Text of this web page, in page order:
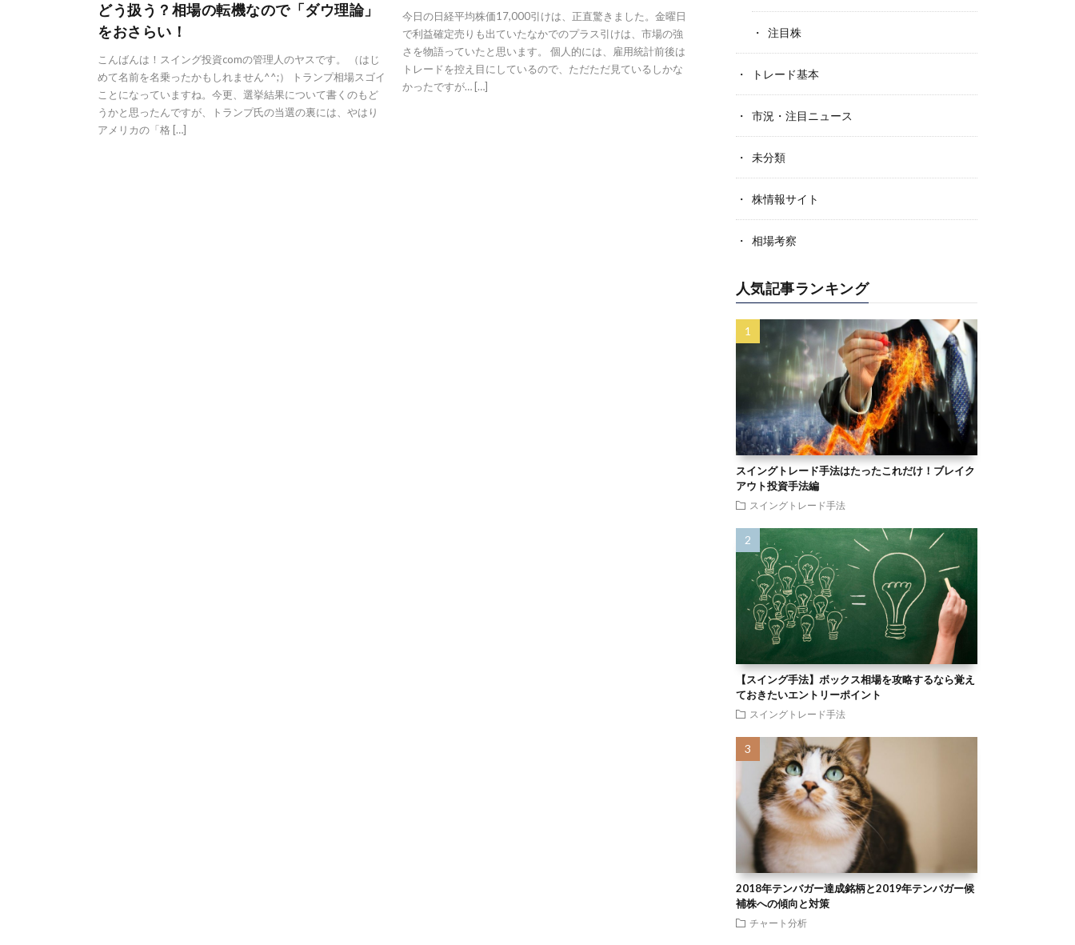
どう扱う？相場の転機なので「ダウ理論」
をおさらい！
こんばんは！スイング投資comの管理人のヤスです。 （はじ
めて名前を名乗ったかもしれません^^;） トランプ相場スゴイ
ことになっていますね。今更、選挙結果について書くのもど
うかと思ったんですが、トランプ氏の当選の裏には、やはり
アメリカの「格 […]
今日の日経平均株価17,000引けは、正直驚きました。金曜日
で利益確定売りも出ていたなかでのプラス引けは、市場の強
さを物語っていたと思います。 個人的には、雇用統計前後は
トレードを控え目にしているので、ただただ見ているしかな
かったですが… […]
注目株
トレード基本
市況・注目ニュース
未分類
株情報サイト
相場考察
人気記事ランキング
スイングトレード手法はたったこれだけ！ブレイク
アウト投資手法編
スイングトレード手法
【スイング手法】ボックス相場を攻略するなら覚え
ておきたいエントリーポイント
スイングトレード手法
2018年テンバガー達成銘柄と2019年テンバガー候
補株への傾向と対策
チャート分析